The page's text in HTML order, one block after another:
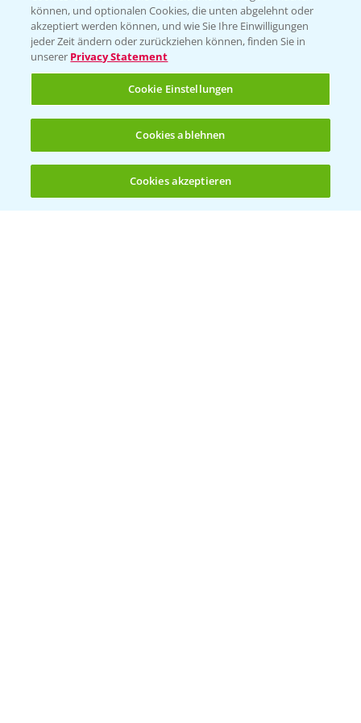
(noch 4)
Wetter Aktuell
BROSCHÜREN
Saatgut
Sonderkulturen
Verantwortung & Sorgfalt
können, und optionalen Cookies, die unten abgelehnt oder
akzeptiert werden können, und wie Sie Ihre Einwilligungen
jeder Zeit ändern oder zurückziehen können, finden Sie in
unserer Privacy Statement
Cookie Einstellungen
Cookies ablehnen
Cookies akzeptieren